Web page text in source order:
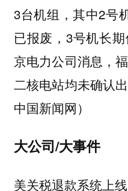
3台机组，其中2号
已报废，3号机长
京电力公司消息，
二核电站均未确认
中国新闻网）
大公司/大事件
美关税退款系统上线